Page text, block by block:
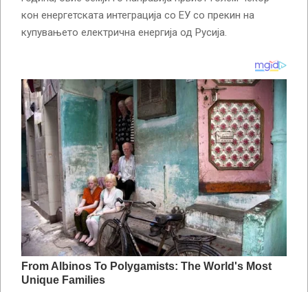
кон енергетската интеграција со ЕУ со прекин на
купувањето електрична енергија од Русија.